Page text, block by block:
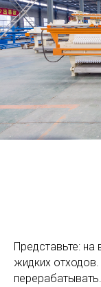
Представьте:
жидких отходов.